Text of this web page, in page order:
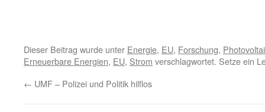
Dieser Beitrag wurde unter Energie, EU, Forschung,
Erneuerbare Energien, EU, Strom verschlagwortet. Setze ein
← UMF – Polizei und Politik hilflos